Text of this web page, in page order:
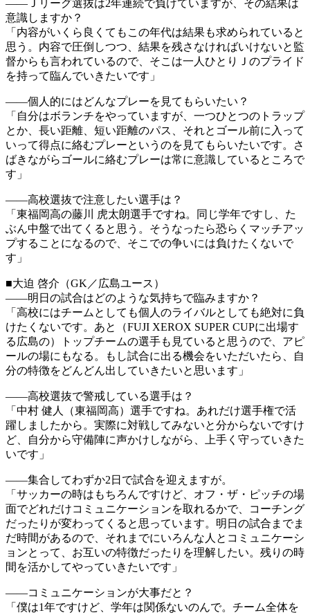
――Ｊリーグ選抜は2年連続で負けていますが、その結果は
意識しますか？
「内容がいくら良くてもこの年代は結果も求められていると
思う。内容で圧倒しつつ、結果を残さなければいけないと監
督からも言われているので、そこは一人ひとりＪのプライド
を持って臨んでいきたいです」
――個人的にはどんなプレーを見てもらいたい？
「自分はボランチをやっていますが、一つひとつのトラップ
とか、長い距離、短い距離のパス、それとゴール前に入って
いって得点に絡むプレーというのを見てもらいたいです。さ
ばきながらゴールに絡むプレーは常に意識しているところで
す」
――高校選抜で注意したい選手は？
「東福岡高の藤川 虎太朗選手ですね。同じ学年ですし、た
ぶん中盤で出てくると思う。そうなったら恐らくマッチアッ
プすることになるので、そこでの争いには負けたくないで
す」
■大迫 啓介（GK／広島ユース）
――明日の試合はどのような気持ちで臨みますか？
「高校にはチームとしても個人のライバルとしても絶対に負
けたくないです。あと（FUJI XEROX SUPER CUPに出場す
る広島の）トップチームの選手も見ていると思うので、アピ
ールの場にもなる。もし試合に出る機会をいただいたら、自
分の特徴をどんどん出していきたいと思います」
――高校選抜で警戒している選手は？
「中村 健人（東福岡高）選手ですね。あれだけ選手権で活
躍しましたから。実際に対戦してみないと分からないですけ
ど、自分から守備陣に声かけしながら、上手く守っていきた
いです」
――集合してわずか2日で試合を迎えますが。
「サッカーの時はもちろんですけど、オフ・ザ・ピッチの場
面でどれだけコミュニケーションを取れるかで、コーチング
だったりが変わってくると思っています。明日の試合までま
だ時間があるので、それまでにいろんな人とコミュニケーシ
ョンとって、お互いの特徴だったりを理解したい。残りの時
間を活かしてやっていきたいです」
――コミュニケーションが大事だと？
「僕は1年ですけど、学年は関係ないのんで。チーム全体を